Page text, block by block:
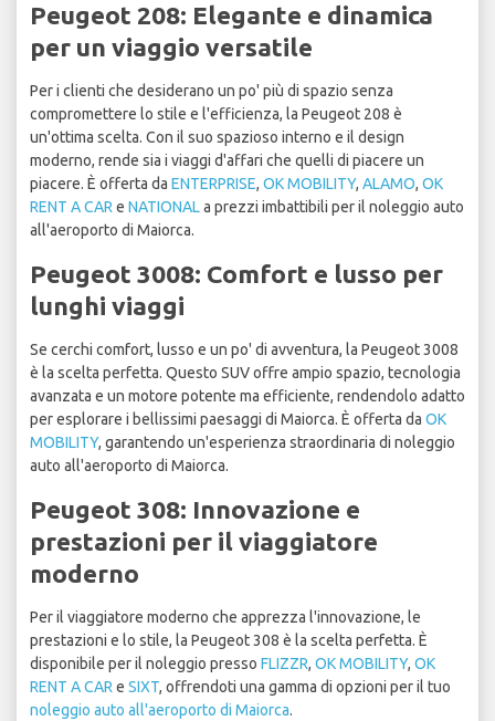
Peugeot 208: Elegante e dinamica
per un viaggio versatile
Per i clienti che desiderano un po' più di spazio senza
compromettere lo stile e l'efficienza, la Peugeot 208 è
un'ottima scelta. Con il suo spazioso interno e il design
moderno, rende sia i viaggi d'affari che quelli di piacere un
piacere. È offerta da ENTERPRISE, OK MOBILITY, ALAMO, OK
RENT A CAR e NATIONALa prezzi imbattibili per il noleggio auto
all'aeroporto di Maiorca.
Peugeot 3008: Comfort e lusso per
lunghi viaggi
Se cerchi comfort, lusso e un po' di avventura, la Peugeot 3008
è la scelta perfetta. Questo SUV offre ampio spazio, tecnologia
avanzata e un motore potente ma efficiente, rendendolo adatto
per esplorare i bellissimi paesaggi di Maiorca. È offerta da OK
MOBILITY, garantendo un'esperienza straordinaria di noleggio
auto all'aeroporto di Maiorca.
Peugeot 308: Innovazione e
prestazioni per il viaggiatore
moderno
Per il viaggiatore moderno che apprezza l'innovazione, le
prestazioni e lo stile, la Peugeot 308 è la scelta perfetta. È
disponibile per il noleggio presso FLIZZR, OK MOBILITY, OK
RENT A CAR e SIXT, offrendoti una gamma di opzioni per il tuo
noleggio auto all'aeroporto di Maiorca.